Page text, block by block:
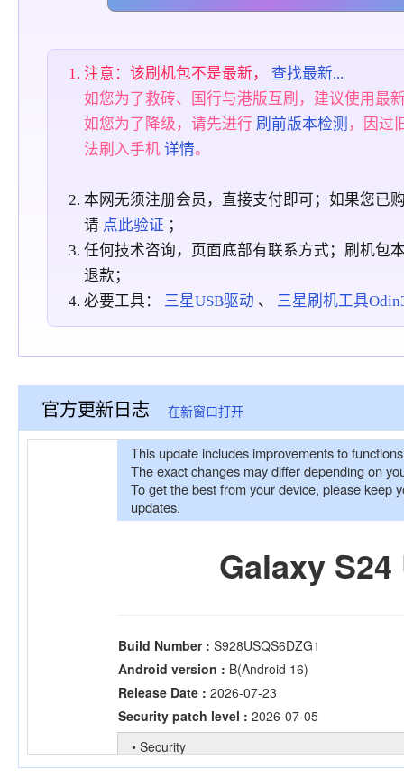
注意：该刷机包不是最新， 查找最新...
如您为了救砖、国行与港版互刷，建议使用最
如您为了降级，请先进行 刷前版本检测 ，因过
法刷入手机详情。
本网无须注册会员，直接支付即可；如果您已
请 点此验证 ；
任何技术咨询，页面底部有联系方式；刷机包
退款；
必要工具： 三星USB驱动 、 三星刷机工具
官方更新日志 在新窗口打开